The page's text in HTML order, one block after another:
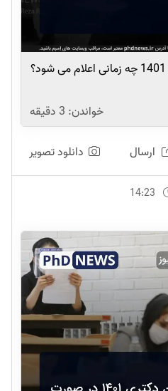
خواندن: 3 دقیقه
ارسال دانلود تصویر
14:23